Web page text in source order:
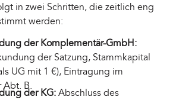
in zwei Schritten, die zeitlich eng
werden:
der Komplementär-GmbH:
der Satzung, Stammkapital
UG mit 1 €), Eintragung im
Abt. B.
der KG:Abschluss des